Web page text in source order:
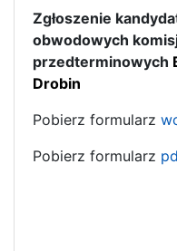
Zgłoszenie
obwodowych
przedterminowych
Drobin
Pobierz formularz
Pobierz formularz